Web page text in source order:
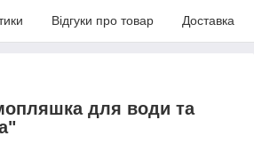
Відгуки про товар Доставка
для води та